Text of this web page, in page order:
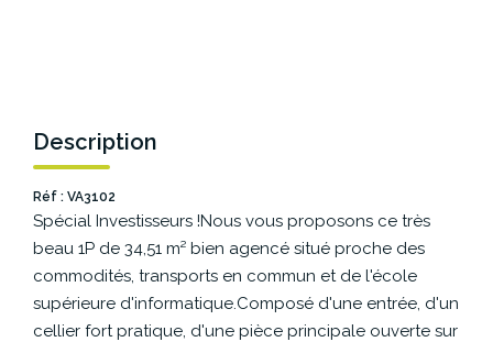
ESPACE VENDEUR
CONTACT
Description
Réf : VA3102
Spécial Investisseurs !Nous vous proposons ce très
beau 1P de 34,51 m² bien agencé situé proche des
commodités, transports en commun et de l'école
supérieure d'informatique.Composé d'une entrée, d'un
cellier fort pratique, d'une pièce principale ouverte sur